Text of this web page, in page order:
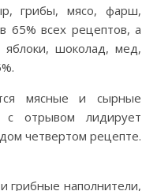
грибы, мясо, фарш,
65% всех рецептов, а
яблоки, шоколад, мед,
мясные и сырные
с отрывом лидирует
четвертом рецепте.
грибные наполнители,